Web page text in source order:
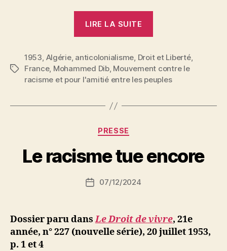
LIRE LA SUITE
Le
cercle
de
Étiquettes
1953, Algérie, anticolonialisme, Droit et Liberté,
France, Mohammed Dib, Mouvement contre le
racisme et pour l'amitié entre les peuples
Catégories
PRESSE
Le racisme tue encore
Auteur
de
S
N
ji
b
Date07/12/2024
Dossier paru dansLe Droit de vivre, 21e
année, n° 227 (nouvelle série), 20 juillet 1953,
p. 1 et 4